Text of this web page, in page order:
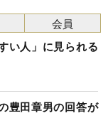
い人」に見られる
豊田章男の回答が
会員